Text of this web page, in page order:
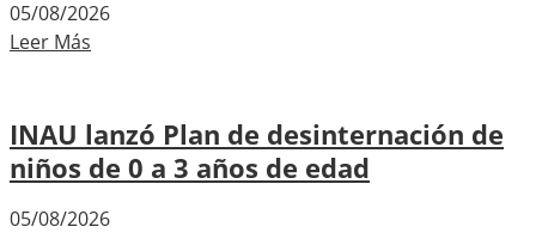
05/08/2026
Leer Más
INAU lanzó Plan de desinternación de
niños de 0 a 3 años de edad
05/08/2026